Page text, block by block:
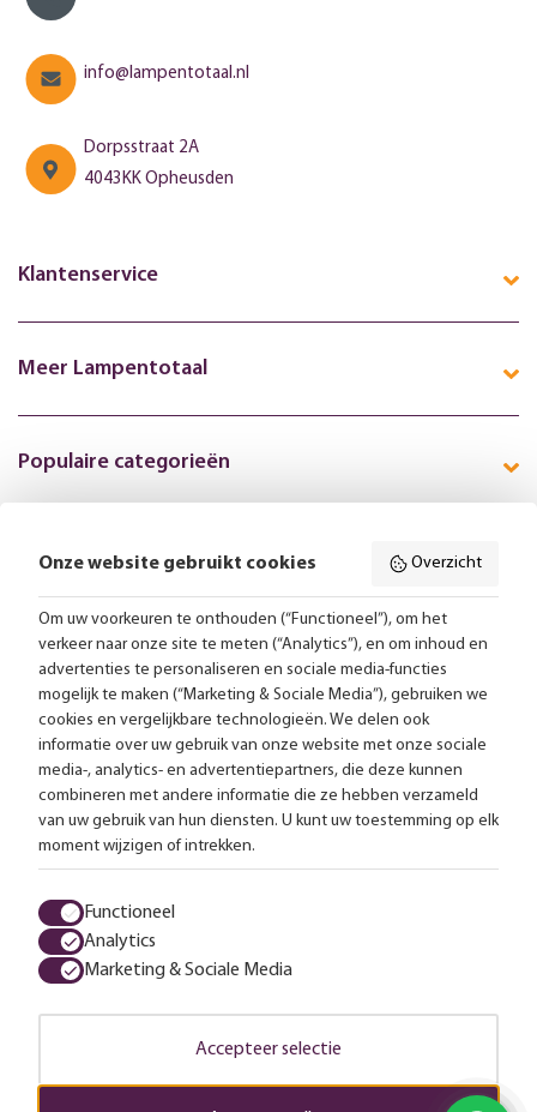
info@lampentotaal.nl
Dorpsstraat 2A
4043KK Opheusden
Klantenservice
Meer Lampentotaal
Populaire categorieën
Volg ons online:
Gratis bezorging vanaf 99,-
Advies op maat
Meer dan 25.000 lampen op voorraad
4.57 uit 2853 reviews
Algemene voorwaarden
Onze website gebruikt cookies Overzicht
Om uw voorkeuren te onthouden (“Functioneel”), om het
verkeer naar onze site te meten (“Analytics”), en om inhoud en
advertenties te personaliseren en sociale media-functies
mogelijk te maken (“Marketing & Sociale Media”), gebruiken we
cookies en vergelijkbare technologieën. We delen ook
informatie over uw gebruik van onze website met onze sociale
media-, analytics- en advertentiepartners, die deze kunnen
combineren met andere informatie die ze hebben verzameld
van uw gebruik van hun diensten. U kunt uw toestemming op elk
moment wijzigen of intrekken.
Functioneel
Analytics
Marketing & Sociale Media
Accepteer selectie